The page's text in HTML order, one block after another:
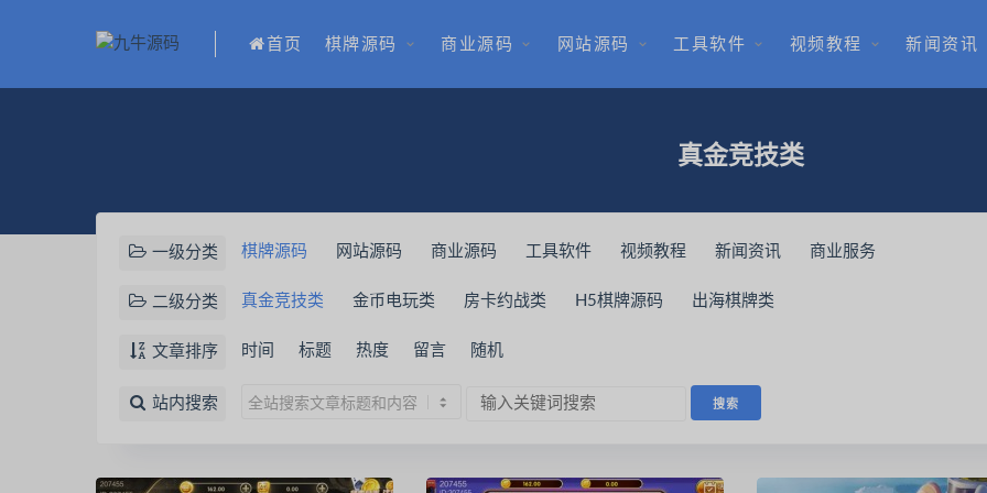
首页 棋牌源码 商业源码 网站源码 工具软件 视频教程 新闻资讯
真金竞技类
一级分类 棋牌源码 网站源码 商业源码 工具软件 视频教程 新闻资讯 商业服务
二级分类 真金竞技类 金币电玩类 房卡约战类 H5棋牌源码 出海棋牌类
文章排序 时间 标题 热度 留言 随机
站内搜索